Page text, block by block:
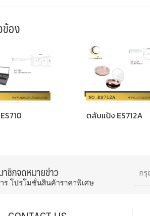
อง
ตลับแป้ง ES712A
ชิกจดหมายข่าว
ร โปรโมชั่นสินค้าราคาพิเศษ